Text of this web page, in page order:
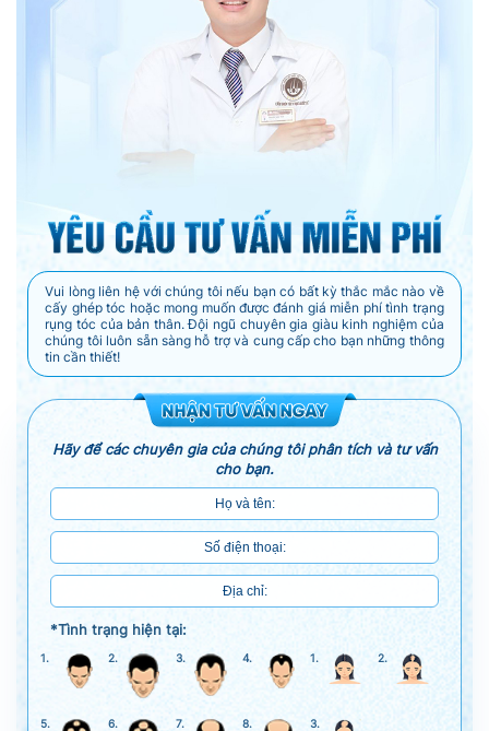
Vui lòng liên hệ với chúng tôi nếu bạn có bất kỳ thắc mắc nào về
cấy ghép tóc hoặc mong muốn được đánh giá miễn phí tình trạng
rụng tóc của bản thân. Đội ngũ chuyên gia giàu kinh nghiệm của
chúng tôi luôn sẵn sàng hỗ trợ và cung cấp cho bạn những thông
tin cần thiết!
Hãy để các chuyên gia của chúng tôi phân tích và tư vấn
cho bạn.
*Tình trạng hiện tại:
1. 2. 3. 4. 1. 2.
5. 6. 7. 8. 3.